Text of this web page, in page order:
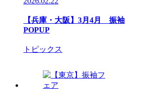
【兵庫・大阪】3月4月 振袖
POPUP
トピックス